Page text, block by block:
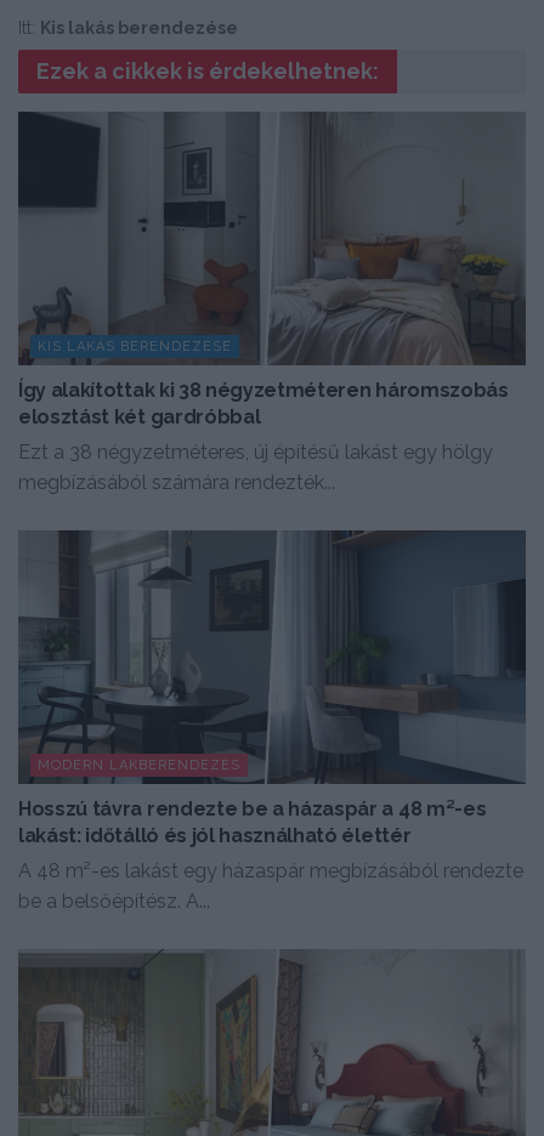
Itt: Kis lakás berendezése
Ezek a cikkek is érdekelhetnek:
KIS LAKÁS BERENDEZÉSE
Így alakítottak ki 38 négyzetméteren háromszobás
elosztást két gardróbbal
Ezt a 38 négyzetméteres, új építésű lakást egy hölgy
megbízásából számára rendezték...
MODERN LAKBERENDEZÉS
Hosszú távra rendezte be a házaspár a 48 m²-es
lakást: időtálló és jól használható élettér
A 48 m²-es lakást egy házaspár megbízásából rendezte
be a belsőépítész. A...